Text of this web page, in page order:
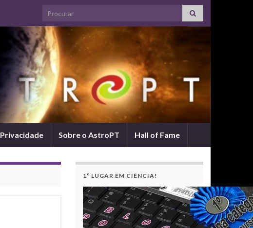
Search for:
Privacidade Sobre o AstroPT Hall of Fame
1º LUGAR EM CIÊNCIA!